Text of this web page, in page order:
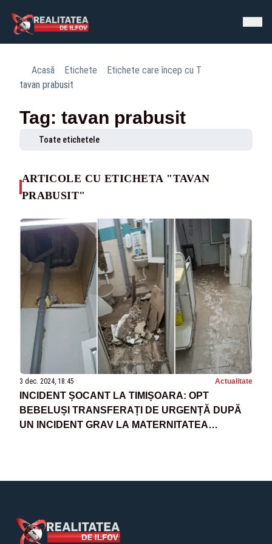
Acasă Etichete
Etichete care încep cu T
tavan prabusit
Tag: tavan prabusit
Toate etichetele
ARTICOLE CU ETICHETA "TAVAN
PRABUSIT"
3 dec. 2024, 18:45 Actualitate
INCIDENT ȘOCANT LA TIMIȘOARA: OPT
BEBELUȘI TRANSFERAȚI DE URGENȚĂ DUPĂ
UN INCIDENT GRAV LA MATERNITATEA